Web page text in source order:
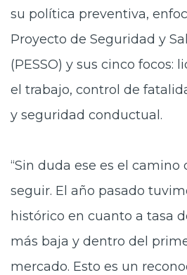
su política preventiva,
Proyecto de Seguridad y
(PESSO) y sus cinco focos:
el trabajo, control de
y seguridad conductual.
“Sin duda ese es el camino
seguir. El año pasado
histórico en cuanto a tasa
más baja y dentro del
mercado. Esto es un